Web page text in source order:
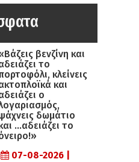
βενζίνη και
το
κλείνεις
και
ο
δωμάτιο
…αδειάζει το
07-08-2026 |